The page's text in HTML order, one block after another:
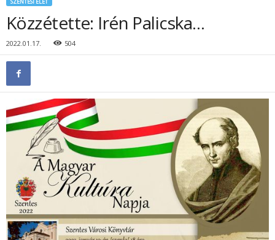
Közzétette: Irén Palicska…
2022.01.17. 504